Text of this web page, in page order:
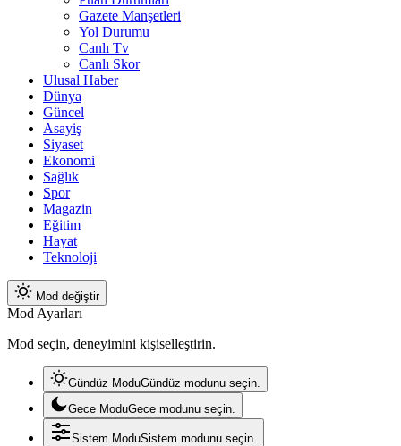
Gazete Manşetleri
Yol Durumu
Canlı Tv
Canlı Skor
Ulusal Haber
Dünya
Güncel
Asayiş
Siyaset
Ekonomi
Sağlık
Spor
Magazin
Eğitim
Hayat
Teknoloji
Mod değiştir
Mod Ayarları
Mod seçin, deneyimini kişiselleştirin.
Gündüz ModuGündüz modunu seçin.
Gece ModuGece modunu seçin.
Sistem ModuSistem modunu seçin.